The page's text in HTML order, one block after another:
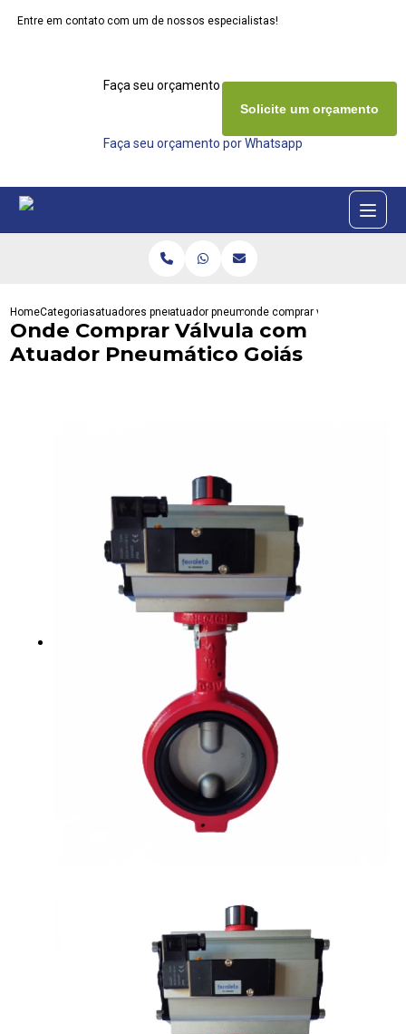
Entre em contato com um de nossos especialistas!
Faça seu orçamento agora mesmo
Faça seu orçamento por Whatsapp
Solicite um orçamento
HomeCategoriasatuadores pneumaticosatuador pneumatico actregonde comprar valvula com
Onde Comprar Válvula com
Atuador Pneumático Goiás